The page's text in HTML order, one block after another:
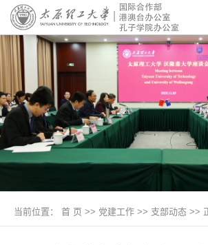
当前位置： 首 页 >> 党建工作 >> 支部动态 >>